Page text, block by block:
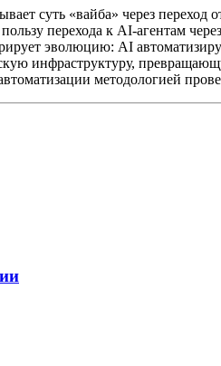
суть «вайба» через
перехода к AI-агентам
эволюцию: AI
инфраструктуру,
методологией